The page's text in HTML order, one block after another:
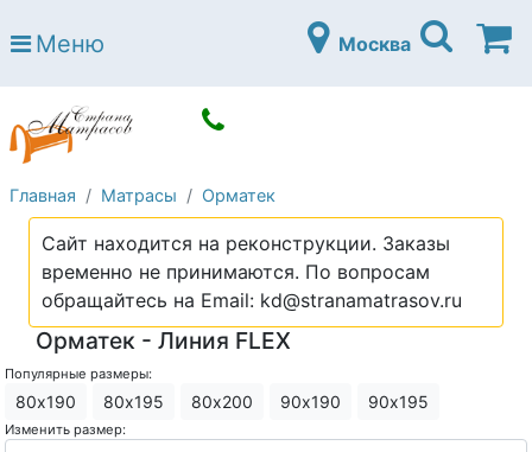
Страна матрасов
Open submenu (Матрасы)
Open submenu (Кровати)
Кровати
Open submenu (Аксессуары)
Open submenu (Диваны)
Диваны
Open submenu (Постельное белье)
Постельное белье
Open submenu (Мебель)
Мебель
Open submenu (Основания)
Основания
Open submenu (Детские матрасы)
Детские матрасы
Open submenu (Детские кровати)
Меню Москва
Главная Матрасы Орматек
Сайт находится на реконструкции. Заказы
временно не принимаются. По вопросам
обращайтесь на Email: kd@stranamatrasov.ru
Орматек - Линия FLEX
Популярные размеры:
80х190 80х195 80х200 90х190 90х195
Изменить размер: